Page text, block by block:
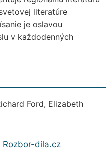
literatúre
je oslavou
v každodenných
Ford, Elizabeth
dila.cz